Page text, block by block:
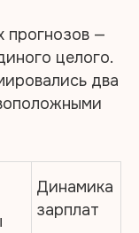
прогнозов —
целого.
два
Динамика
зарплат